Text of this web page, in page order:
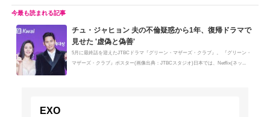
チュ・ジャヒョン 夫の不倫疑惑から1年、復帰ドラマで
見せた '虚偽と偽善'
5月に最終話を迎えたJTBCドラマ『グリーン・マザーズ・クラブ』。 『グリーン・
マザーズ・クラブ』ポスター(画像出典：JTBCスタジオ)日本では、Netflix(ネッ...
EXO